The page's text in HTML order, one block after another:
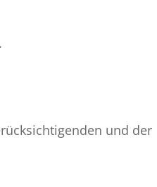
und der